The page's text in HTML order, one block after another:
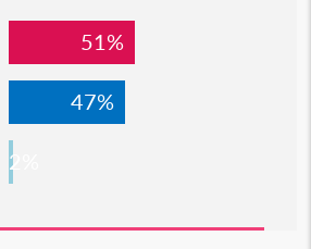
51%
47%
2%